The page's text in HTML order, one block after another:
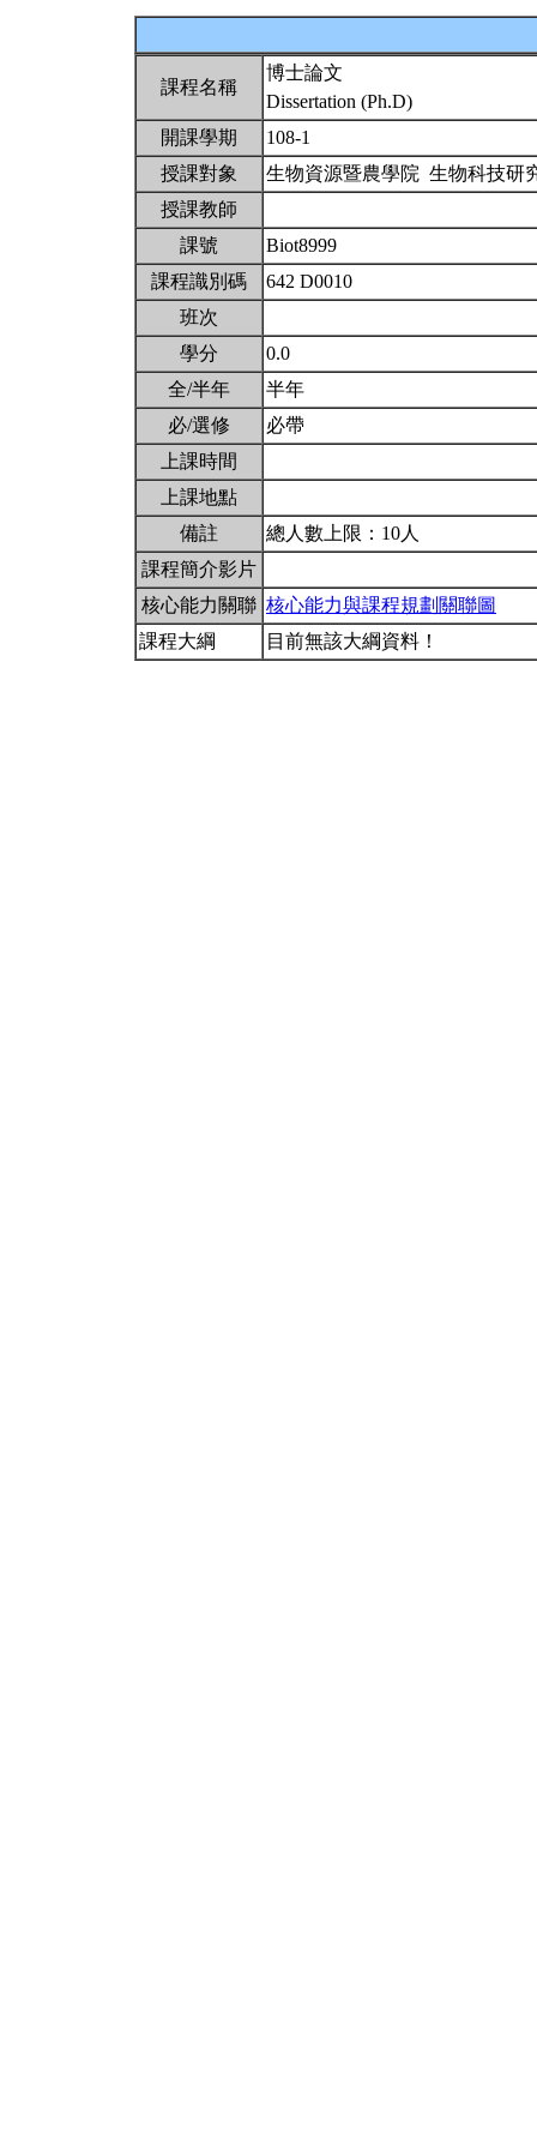
課程名稱
博士論文
Dissertation (Ph.D)
開課學期
108-1
授課對象
生物資源暨農學院 生物科技研
授課教師
課號
Biot8999
課程識別碼
642 D0010
班次
學分
0.0
全/半年
半年
必/選修
必帶
上課時間
上課地點
備註
總人數上限：10人
課程簡介影片
核心能力關聯 核心能力與課程規劃關聯圖
課程大綱
目前無該大綱資料！